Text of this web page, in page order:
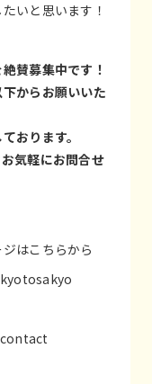
いと思います！
賛募集中です！
からお願いいた
おります。
気軽にお問合せ
はこちらから